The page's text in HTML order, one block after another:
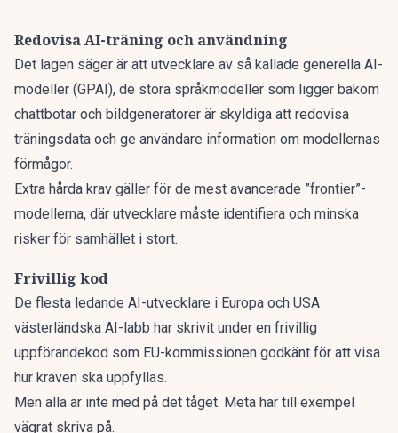
Redovisa AI-träning och användning
Det lagen säger är att utvecklare av så kallade generella AI-
modeller (GPAI), de stora språkmodeller som ligger bakom
chattbotar och bildgeneratorer är skyldiga att redovisa
träningsdata och ge användare information om modellernas
förmågor.
Extra hårda krav gäller för de mest avancerade ”frontier”-
modellerna, där utvecklare måste identifiera och minska
risker för samhället i stort.
Frivillig kod
De flesta ledande AI-utvecklare i Europa och USA
västerländska AI-labb har skrivit under en frivillig
uppförandekod som EU-kommissionen godkänt för att visa
hur kraven ska uppfyllas.
Men alla är inte med på det tåget. Meta har till exempel
vägrat skriva på.